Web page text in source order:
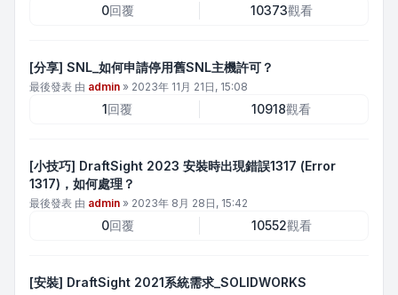
0回覆 10373觀看
[分享] SNL_如何申請停用舊SNL主機許可？
最後發表 由 admin » 2023年 11月 21日, 15:08
1回覆 10918觀看
[小技巧] DraftSight 2023 安裝時出現錯誤1317 (Error
1317)，如何處理？
最後發表 由 admin » 2023年 8月 28日, 15:42
0回覆 10552觀看
[安裝] DraftSight 2021系統需求_SOLIDWORKS